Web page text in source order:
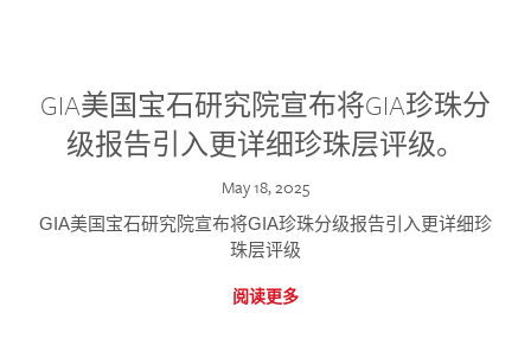
GIA美国宝石研究院宣布将GIA珍珠分
级报告引入更详细珍珠层评级。
May 18, 2025
GIA美国宝石研究院宣布将GIA珍珠分级报告引入更详细珍
珠层评级
阅读更多